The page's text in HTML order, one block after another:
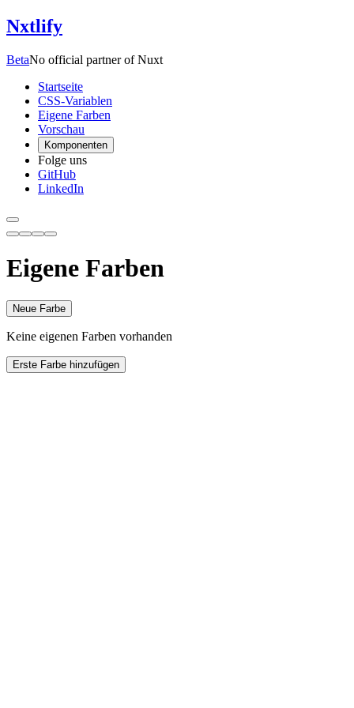
Nxtlify
BetaNo official partner of Nuxt
Startseite
CSS-Variablen
Eigene Farben
Vorschau
Komponenten
Folge uns
GitHub
LinkedIn
Eigene Farben
Neue Farbe
Keine eigenen Farben vorhanden
Erste Farbe hinzufügen